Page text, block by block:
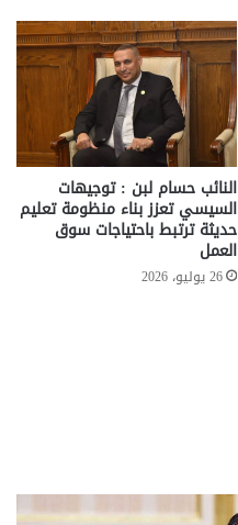
النائب حسام لبن : توجيهات
السيسي تعزز بناء منظومة تعليم
حديثة ترتبط باحتياجات سوق
العمل
26 يوليو، 2026